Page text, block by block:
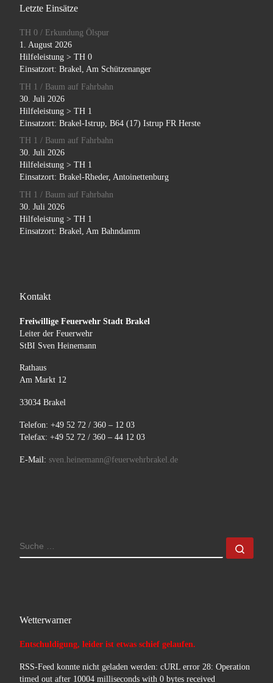
Letzte Einsätze
TH 0 / Erkundung Ölspur
1. August 2026
Hilfeleistung > TH 0
Einsatzort: Brakel, Am Schützenanger
TH 1 / Baum auf Fahrbahn
30. Juli 2026
Hilfeleistung > TH 1
Einsatzort: Brakel-Istrup, B64 (17) Istrup FR Herste
TH 1 / Baum auf Fahrbahn
30. Juli 2026
Hilfeleistung > TH 1
Einsatzort: Brakel-Rheder, Antoinettenburg
TH 1 / Baum auf Fahrbahn
30. Juli 2026
Hilfeleistung > TH 1
Einsatzort: Brakel, Am Bahndamm
Kontakt
Freiwillige Feuerwehr Stadt Brakel
Leiter der Feuerwehr
StBI Sven Heinemann
Rathaus
Am Markt 12
33034 Brakel
Telefon: +49 52 72 / 360 – 12 03
Telefax: +49 52 72 / 360 – 44 12 03
E-Mail: sven.heinemann@feuerwehrbrakel.de
SUCHE
Wetterwarner
Entschuldigung, leider ist etwas schief gelaufen.
RSS-Feed konnte nicht geladen werden: cURL error 28: Operation
timed out after 10004 milliseconds with 0 bytes received